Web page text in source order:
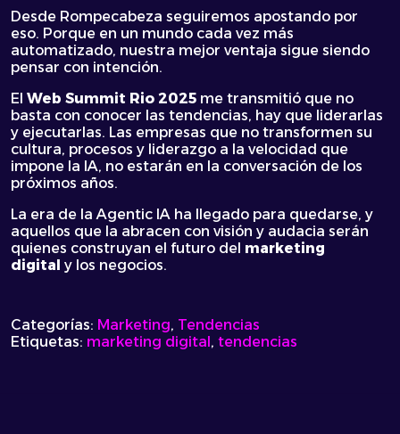
Desde Rompecabeza seguiremos apostando por
eso. Porque en un mundo cada vez más
automatizado, nuestra mejor ventaja sigue siendo
pensar con intención.
El Web Summit Rio 2025 me transmitió que no
basta con conocer las tendencias, hay que liderarlas
y ejecutarlas. Las empresas que no transformen su
cultura, procesos y liderazgo a la velocidad que
impone la IA, no estarán en la conversación de los
próximos años.
La era de la Agentic IA ha llegado para quedarse, y
aquellos que la abracen con visión y audacia serán
quienes construyan el futuro del marketing
digital y los negocios.
Categorías: Marketing, Tendencias
Etiquetas: marketing digital, tendencias